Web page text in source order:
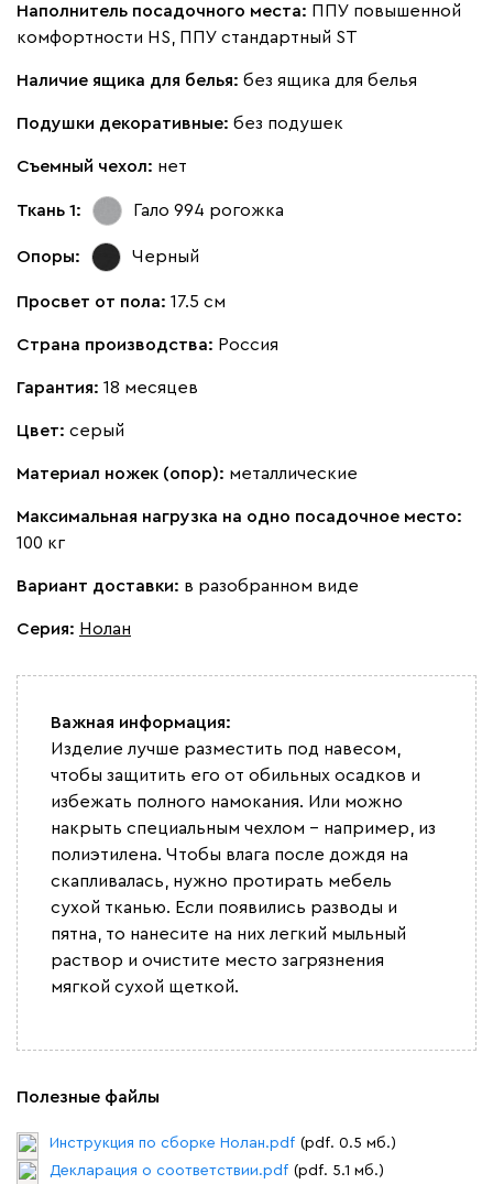
Наполнитель посадочного места: ППУ повышенной
комфортности HS, ППУ стандартный ST
Наличие ящика для белья: без ящика для белья
Подушки декоративные: без подушек
Съемный чехол: нет
Ткань 1: Гало 994 рогожка
Опоры: Черный
Просвет от пола: 17.5 см
Страна производства: Россия
Гарантия: 18 месяцев
Цвет: серый
Материал ножек (опор): металлические
Максимальная нагрузка на одно посадочное место:
100 кг
Вариант доставки: в разобранном виде
Серия: Нолан
Важная информация:
Изделие лучше разместить под навесом,
чтобы защитить его от обильных осадков и
избежать полного намокания. Или можно
накрыть специальным чехлом – например, из
полиэтилена. Чтобы влага после дождя на
скапливалась, нужно протирать мебель
сухой тканью. Если появились разводы и
пятна, то нанесите на них легкий мыльный
раствор и очистите место загрязнения
мягкой сухой щеткой.
Полезные файлы
Инструкция по сборке Нолан.pdf (pdf. 0.5 мб.)
Декларация о соответствии.pdf (pdf. 5.1 мб.)